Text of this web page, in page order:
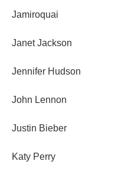
Jamiroquai
Janet Jackson
Jennifer Hudson
John Lennon
Justin Bieber
Katy Perry